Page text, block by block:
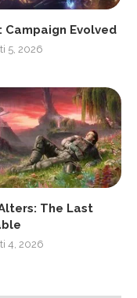
Campaign Evolved
5, 2026
The Last
4, 2026